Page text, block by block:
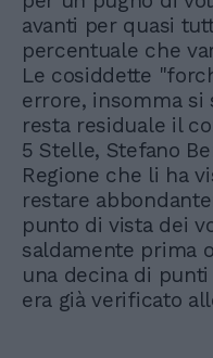
avanti per quasi
percentuale che
Le cosiddette
errore, insomma si
resta residuale il
5 Stelle, Stefano
Regione che li ha
restare
punto di vista dei
saldamente prima
una decina di punti
era già verificato